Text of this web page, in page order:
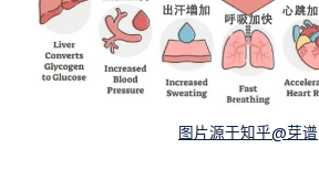
图片源于知乎@芽谱